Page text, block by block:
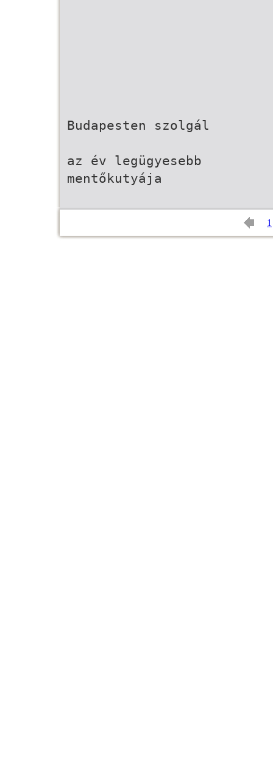
Budapesten szolgál
az év legügyesebb
mentőkutyája
1